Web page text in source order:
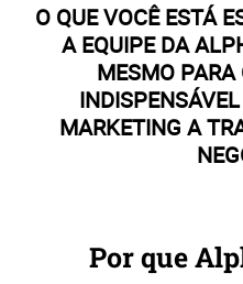
O QUE VOCÊ ESTÁ
A EQUIPE DA
MESMO PARA
MARKETING A
Por que